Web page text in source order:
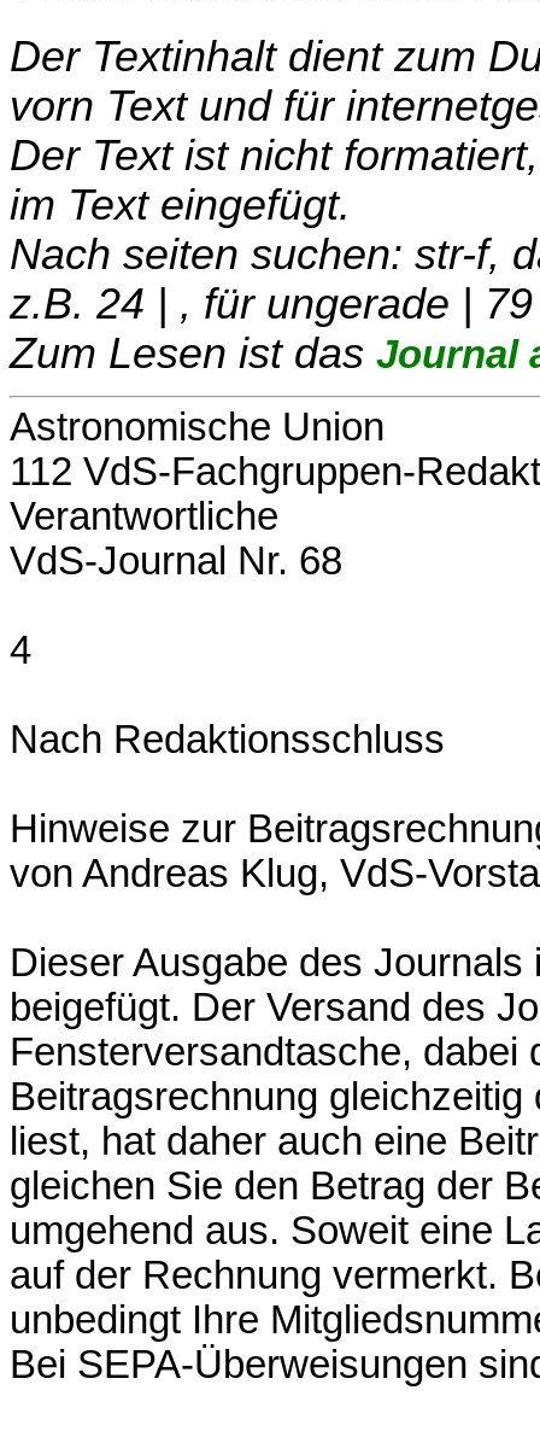
Der Textinhalt dient zum
vorn Text und für
Der Text ist nicht
im Text eingefügt.
Nach seiten suchen: str-f,
z.B. 24 | , für ungerade | 79
Zum Lesen ist das Journal
Astronomische Union
112 VdS-Fachgruppen-
Verantwortliche
VdS-Journal Nr. 68
4
Nach Redaktionsschluss
Hinweise zur
von Andreas Klug, VdS-
Dieser Ausgabe des
beigefügt. Der Versand des
Fensterversandtasche, dabei
Beitragsrechnung
liest, hat daher auch eine
gleichen Sie den Betrag der
umgehend aus. Soweit eine
auf der Rechnung vermerkt.
unbedingt Ihre
Bei SEPA-Überweisungen